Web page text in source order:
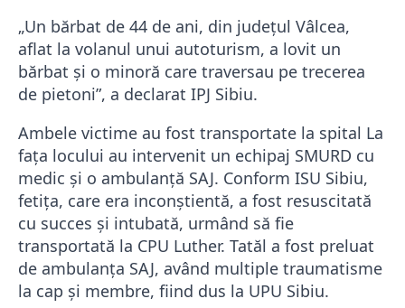
„Un bărbat de 44 de ani, din județul Vâlcea,
aflat la volanul unui autoturism, a lovit un
bărbat și o minoră care traversau pe trecerea
de pietoni”, a declarat IPJ Sibiu.
Ambele victime au fost transportate la spital La
fața locului au intervenit un echipaj SMURD cu
medic și o ambulanță SAJ. Conform ISU Sibiu,
fetița, care era inconștientă, a fost resuscitată
cu succes și intubată, urmând să fie
transportată la CPU Luther. Tatăl a fost preluat
de ambulanța SAJ, având multiple traumatisme
la cap și membre, fiind dus la UPU Sibiu.